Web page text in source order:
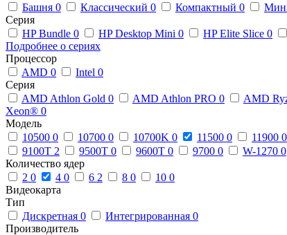
Башня 0 Классический 0 Компактный 0
Серия
HP Bundle 0 HP Desktop Mini 0 HP Elite Slice 0
Подробнее о сериях
Процессор
AMD 0 Intel 0
Серия
AMD Athlon Gold 0 AMD Athlon PRO 0 AMD
Xeon® 0
Модель
10500 0 10700 0 10700K 0 11500 0 11900 0
9100T 2 9500T 0 9600T 0 9700 0 W-1270 0
Количество ядер
2 0 4 0 6 2 8 0 10 0
Видеокарта
Тип
Дискретная 0 Интегрированная 0
Производитель